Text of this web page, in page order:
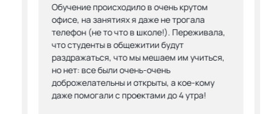
Обучение происходило в очень крутом
офисе, на занятиях я даже не трогала
телефон (не то что в школе!). Переживала,
что студенты в общежитии будут
раздражаться, что мы мешаем им учиться,
но нет: все были очень-очень
доброжелательны и открыты, а кое-кому
даже помогали с проектами до 4 утра!